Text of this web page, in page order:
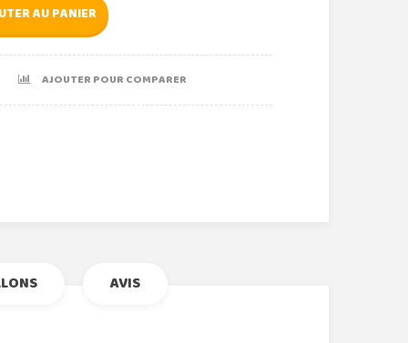
AU PANIER
AJOUTER POUR COMPARER
AVIS